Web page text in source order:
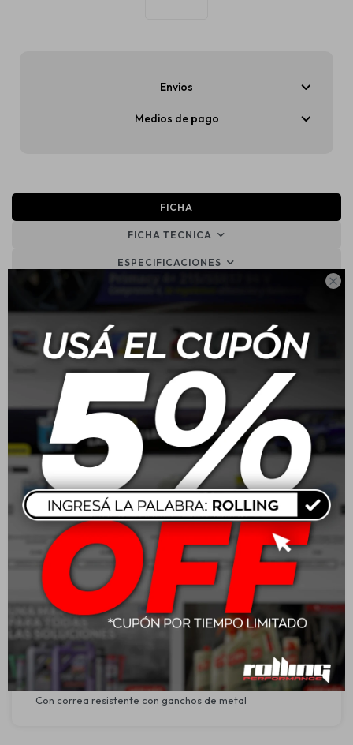

Envíos
Medios de pago
FICHA
FICHA TECNICA
ESPECIFICACIONES
unidad
Descripción y utilidad:
Bolso de herramientas tubular resistente, ideal para
organizar, transportar y proteger equipos de trabajo.
Diseñado con materiales duraderos y de alta resistencia,
soporta hasta 25 kg de carga, brindando practicidad tanto
en talleres como en uso profesional.
Características:
Tipo: Bolso de herramientas tubular
Modelo: BOLSO DE HERR-TUBULAR-25KG
Dimensiones externas (anchura x profundidad x altura): 44
x 25 x 33 cm
Material: Nailon (poliamida)
Color: Negro y rojo
Peso del producto: 2,0 kg
Accesorios:
Con correa resistente con ganchos de metal